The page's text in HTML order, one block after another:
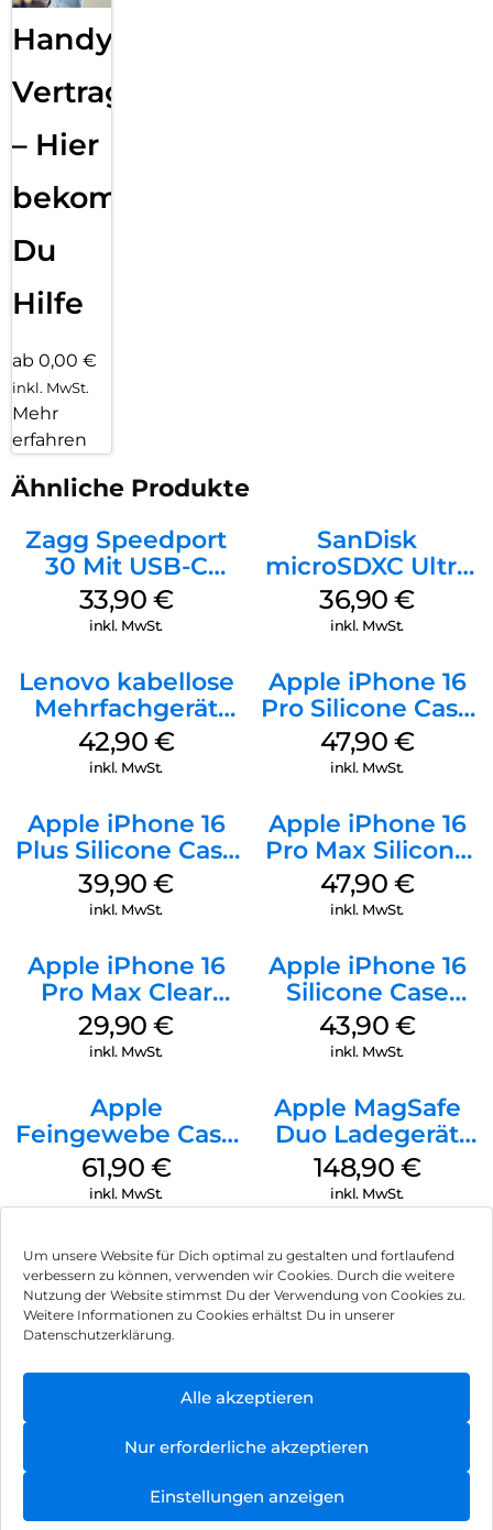
Um unsere Website für Dich optimal zu gestalten und fortlaufend
verbessern zu können, verwenden wir Cookies. Durch die weitere
Nutzung der Website stimmst Du der Verwendung von Cookies zu.
Weitere Informationen zu Cookies erhältst Du in unserer
Datenschutzerklärung.
Alle akzeptieren
Nur erforderliche akzeptieren
Einstellungen anzeigen
Handy
Vertragsabwicklung
– Hier
bekommst
Du
Hilfe
ab 0,00 €
inkl. MwSt.
Mehr
erfahren
Ähnliche Produkte
Zagg Speedport
30 Mit USB-C
Kabel Weiß
33,90 €
inkl. MwSt.
SanDisk
microSDXC Ultra
128 GB + Adapter
Mobile
36,90€
inkl. MwSt.
Lenovo kabellose
Mehrfachgerät
Luna Grey
42,90 €
inkl. MwSt.
Apple iPhone 16
Pro Silicone Case
MagSafe Denim
47,90 €
inkl. MwSt.
Apple iPhone 16
Plus Silicone Case
MagSafe Plum
39,90€
inkl. MwSt.
Apple iPhone 16
Pro Max Silicone
Case MagSafe
Black
47,90 €
inkl. MwSt.
Apple iPhone 16
Pro Max Clear
Case MagSafe
Transparent
29,90€
inkl. MwSt.
Apple iPhone 16
Silicone Case
MagSafe Plum
43,90 €
inkl. MwSt.
Apple
Feingewebe Case
iPhone 15 Pro
MagSafe Schwarz
61,90 €
inkl. MwSt.
Apple MagSafe
Duo Ladegerät
Weiß
148,90 €
inkl. MwSt.
Impressum
Hinweis zur Batterieentsorgung
Newsletter